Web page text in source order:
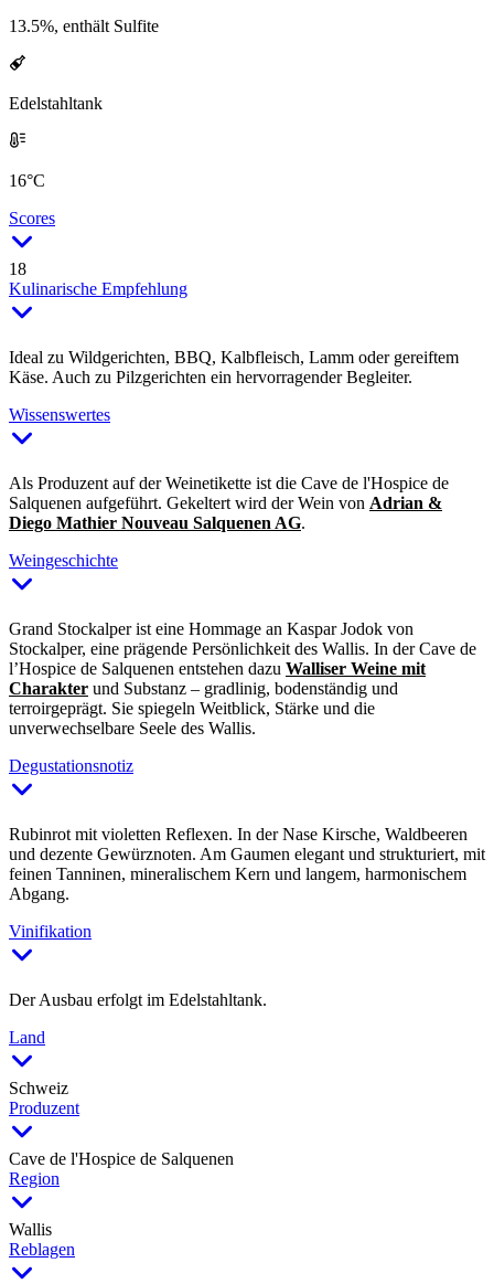
13.5%, enthält Sulfite
Edelstahltank
16°C
Scores
18
Kulinarische Empfehlung
Ideal zu Wildgerichten, BBQ, Kalbfleisch, Lamm oder gereiftem
Käse. Auch zu Pilzgerichten ein hervorragender Begleiter.
Wissenswertes
Als Produzent auf der Weinetikette ist die Cave de l'Hospice de
Salquenen aufgeführt. Gekeltert wird der Wein von Adrian &
Diego Mathier Nouveau Salquenen AG.
Weingeschichte
Grand Stockalper ist eine Hommage an Kaspar Jodok von
Stockalper, eine prägende Persönlichkeit des Wallis. In der Cave de
l’Hospice de Salquenen entstehen dazu Walliser Weine mit
Charakter und Substanz – gradlinig, bodenständig und
terroirgeprägt. Sie spiegeln Weitblick, Stärke und die
unverwechselbare Seele des Wallis.
Degustationsnotiz
Rubinrot mit violetten Reflexen. In der Nase Kirsche, Waldbeeren
und dezente Gewürznoten. Am Gaumen elegant und strukturiert, mit
feinen Tanninen, mineralischem Kern und langem, harmonischem
Abgang.
Vinifikation
Der Ausbau erfolgt im Edelstahltank.
Land
Schweiz
Produzent
Cave de l'Hospice de Salquenen
Region
Wallis
Reblagen